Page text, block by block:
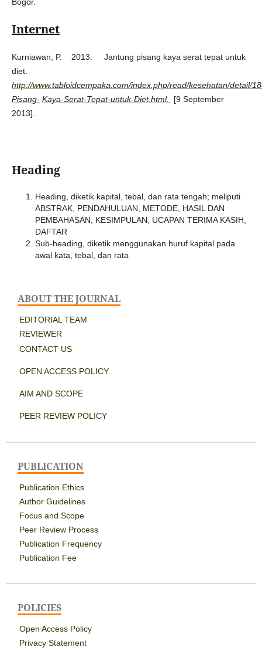
Internet
Kurniawan, P. 2013. Jantung pisang kaya serat tepat untuk
diet.
http://www.tabloidcempaka.com/index.php/read/kesehatan/detail/
Pisang- Kaya-Serat-Tepat-untuk-Diet.html.
[9 September
2013].
Heading
Heading, diketik kapital, tebal, dan rata tengah; meliputi
ABSTRAK, PENDAHULUAN, METODE, HASIL DAN
PEMBAHASAN, KESIMPULAN, UCAPAN TERIMA KASIH,
DAFTAR
Sub-heading, diketik menggunakan huruf kapital pada
awal kata, tebal, dan rata
ABOUT THE JOURNAL
EDITORIAL TEAM
REVIEWER
CONTACT US
OPEN ACCESS POLICY
AIM AND SCOPE
PEER REVIEW POLICY
PUBLICATION
Publication Ethics
Author Guidelines
Focus and Scope
Peer Review Process
Publication Frequency
Publication Fee
POLICIES
Open Access Policy
Privacy Statement